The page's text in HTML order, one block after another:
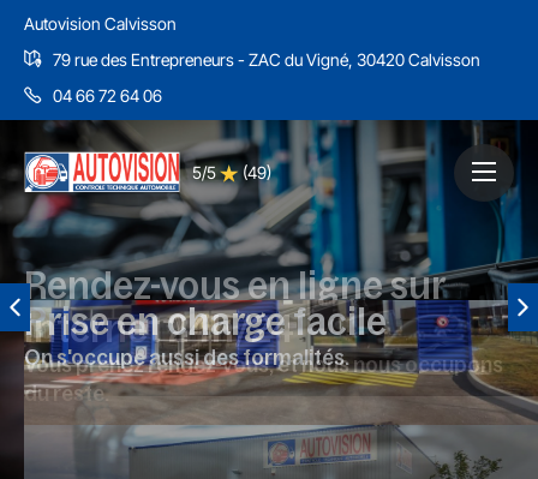
Autovision Calvisson
79 rue des Entrepreneurs - ZAC du Vigné, 30420 Calvisson
04 66 72 64 06
5/5 (49)
Rendez-vous en ligne sur
internet 24h/24
Vous prenez rendez-vous, et nous nous occupons
du reste.
Prise en charge facile
On s'occupe aussi des formalités.